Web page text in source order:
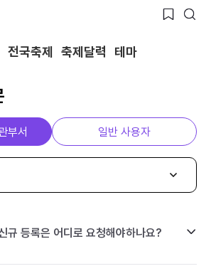
전국축제 축제달력 테마
부서 일반 사용자
규 등록은 어디로 요청해야하나요?